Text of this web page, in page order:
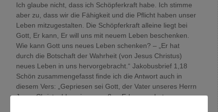
Ich glaube nicht, dass ich Schöpferkraft habe. Ich stimme
aber zu, dass wir die Fähigkeit und die Pflicht haben unser
Leben mitzugestalten. Die Schöpferkraft alleine liegt bei
Gott, Er kann, Er will uns mit neuem Leben beschenken.
Wie kann Gott uns neues Leben schenken? – „Er hat
durch die Botschaft der Wahrheit (von Jesus Christus)
neues Leben in uns hervorgebracht.“ Jakobusbrief 1,18
Schön zusammengefasst finde ich die Antwort auch in
diesem Vers: „Gepriesen sei Gott, der Vater unseres Herrn
Jesus Christus! In seinem großen Erbarmen hat er uns